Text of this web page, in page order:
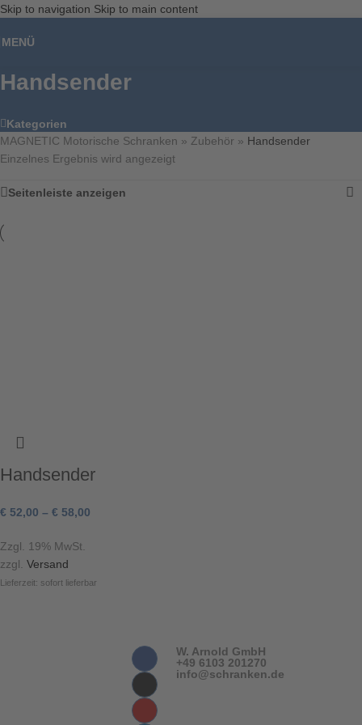
Skip to navigation Skip to main content
Unser Angebot richtet sich ausschließlich an gewerbliche Kunden,
Unternehmer, Freiberufler und öffentliche Einrichtungen im Sinne des § 14
MENÜ
Handsender
Kategorien
MAGNETIC Motorische Schranken » Zubehör » Handsender
Einzelnes Ergebnis wird angezeigt
Seitenleiste anzeigen
Handsender
€ 52,00 – € 58,00
Zzgl. 19% MwSt.
zzgl. Versand
Lieferzeit: sofort lieferbar
W. Arnold GmbH
+49 6103 201270
info@schranken.de